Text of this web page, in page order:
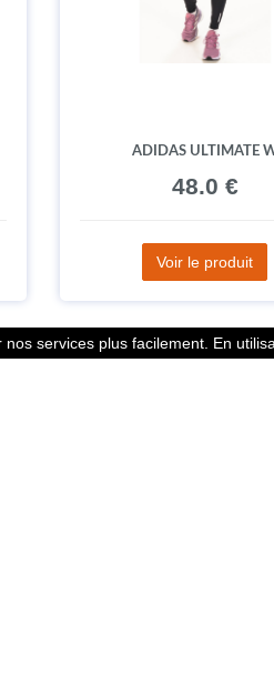
ADIDAS ULTIMATE
48.0 €
Voir le produit
services plus facilement. En